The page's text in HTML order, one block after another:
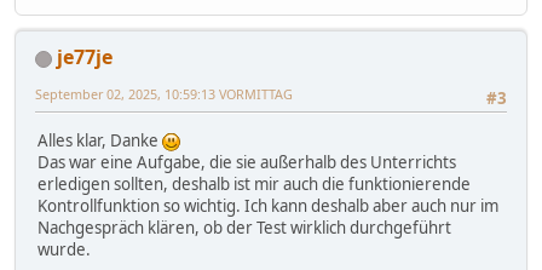
je77je
#3
September 02, 2025, 10:59:13 VORMITTAG
Alles klar, Danke
Das war eine Aufgabe, die sie außerhalb des Unterrichts
erledigen sollten, deshalb ist mir auch die funktionierende
Kontrollfunktion so wichtig. Ich kann deshalb aber auch nur im
Nachgespräch klären, ob der Test wirklich durchgeführt
wurde.